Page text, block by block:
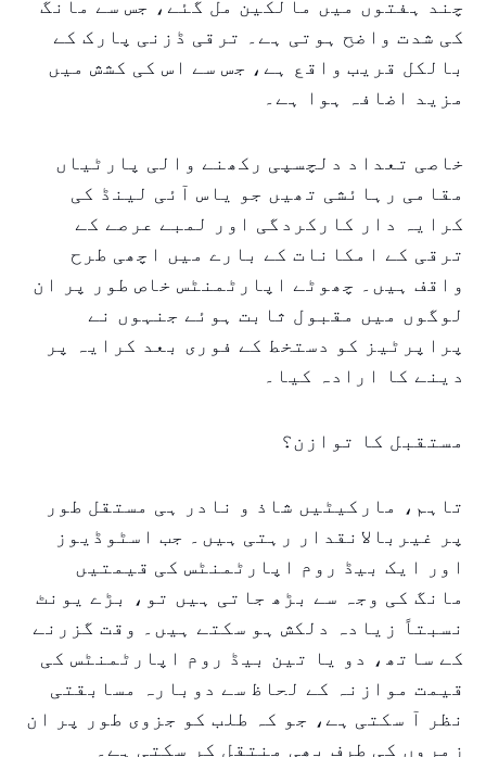
چند ہفتوں میں مالکین مل گئے، جس سے مانگ
کی شدت واضح ہوتی ہے۔ ترقی ڈزنی پارک کے
بالکل قریب واقع ہے، جس سے اس کی کشش میں
مزید اضافہ ہوا ہے۔
خاصی تعداد دلچسپی رکھنے والی پارٹیاں
مقامی رہائشی تھیں جو یاس آئی لینڈ کی
کرایہ دار کارکردگی اور لمبے عرصے کے
ترقی کے امکانات کے بارے میں اچھی طرح
واقف ہیں۔ چھوٹے اپارٹمنٹس خاص طور پر ان
لوگوں میں مقبول ثابت ہوئے جنہوں نے
پراپرٹیز کو دستخط کے فوری بعد کرایہ پر
دینے کا ارادہ کیا۔
مستقبل کا توازن؟
تاہم، مارکیٹیں شاذ و نادر ہی مستقل طور
پر غیربالانقدار رہتی ہیں۔ جب اسٹوڈیوز
اور ایک بیڈ روم اپارٹمنٹس کی قیمتیں
مانگ کی وجہ سے بڑھ جاتی ہیں تو، بڑے یونٹ
نسبتاً زیادہ دلکش ہو سکتے ہیں۔ وقت گزرنے
کے ساتھ، دو یا تین بیڈ روم اپارٹمنٹس کی
قیمت موازنہ کے لحاظ سے دوبارہ مسابقتی
نظر آ سکتی ہے، جو کہ طلب کو جزوی طور پر ان
زمروں کی طرف بھی منتقل کر سکتی ہے۔